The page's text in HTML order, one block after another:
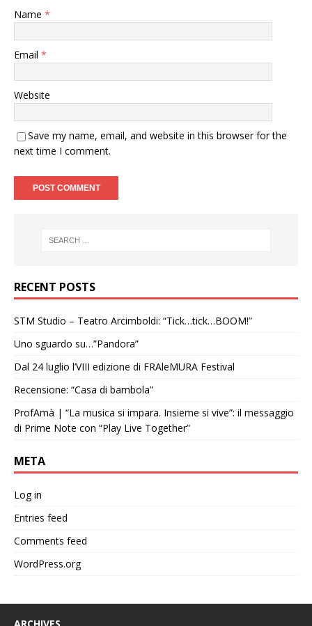
Name *
Email *
Website
Save my name, email, and website in this browser for the
next time I comment.
RECENT POSTS
STM Studio – Teatro Arcimboldi: “Tick…tick…BOOM!”
Uno sguardo su…”Pandora”
Dal 24 luglio l’VIII edizione di FRAleMURA Festival
Recensione: “Casa di bambola”
ProfAmà | “La musica si impara. Insieme si vive”: il messaggio
di Prime Note con “Play Live Together”
META
Log in
Entries feed
Comments feed
WordPress.org